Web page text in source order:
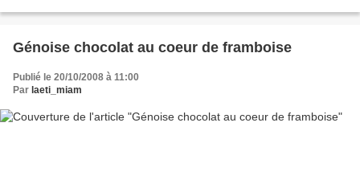
Génoise chocolat au coeur de framboise
Publié le 20/10/2008 à 11:00
Par laeti_miam